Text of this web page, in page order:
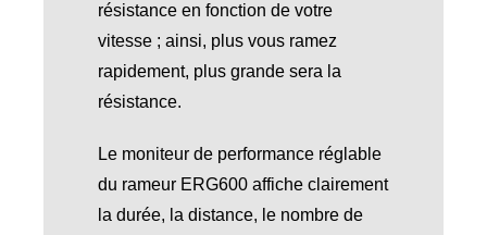
résistance en fonction de votre
vitesse ; ainsi, plus vous ramez
rapidement, plus grande sera la
résistance.
Le moniteur de performance réglable
du rameur ERG600 affiche clairement
la durée, la distance, le nombre de